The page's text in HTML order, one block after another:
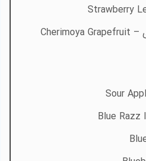
Strawberry
–
Cherimoya Grapefruit
Sour
Blue Razz